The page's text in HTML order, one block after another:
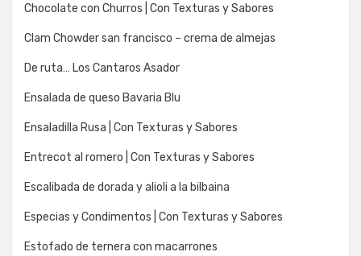
Chocolate con Churros | Con Texturas y Sabores
Clam Chowder san francisco – crema de almejas
De ruta… Los Cantaros Asador
Ensalada de queso Bavaria Blu
Ensaladilla Rusa | Con Texturas y Sabores
Entrecot al romero | Con Texturas y Sabores
Escalibada de dorada y alioli a la bilbaina
Especias y Condimentos | Con Texturas y Sabores
Estofado de ternera con macarrones